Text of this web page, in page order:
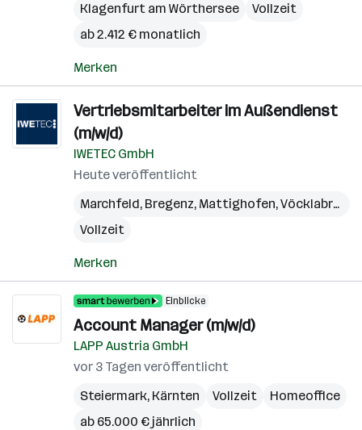
Klagenfurt am Wörthersee
Vollzeit
ab 2.412 € monatlich
Merken
Vertriebsmitarbeiter im Außendienst
(m/w/d)
IWETEC GmbH
Heute veröffentlicht
Marchfeld, Bregenz, Mattighofen,Vöcklabruck
Vollzeit
Merken
Einblicke
Account Manager (m/w/d)
LAPP Austria GmbH
vor 3 Tagen veröffentlicht
Steiermark, Kärnten Vollzeit
Homeoffice
ab 65.000 € jährlich